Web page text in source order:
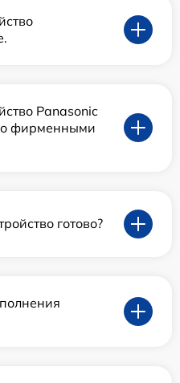
Panasonic
фирменными
готово?